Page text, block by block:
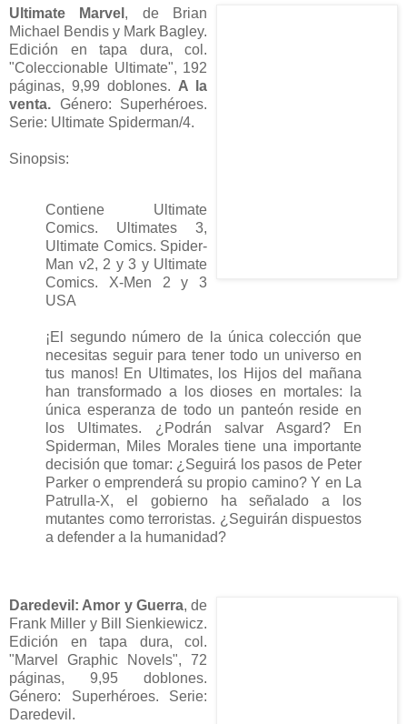
Ultimate Marvel , de Brian
Michael Bendis y Mark Bagley.
Edición en tapa dura, col.
"Coleccionable Ultimate", 192
páginas, 9,99 doblones. A la
venta. Género: Superhéroes.
Serie: Ultimate Spiderman/4.
Sinopsis:
Contiene Ultimate
Comics. Ultimates 3,
Ultimate Comics. Spider-
Man v2, 2 y 3 y Ultimate
Comics. X-Men 2 y 3
USA
¡El segundo número de la única colección que
necesitas seguir para tener todo un universo en
tus manos! En Ultimates, los Hijos del mañana
han transformado a los dioses en mortales: la
única esperanza de todo un panteón reside en
los Ultimates. ¿Podrán salvar Asgard? En
Spiderman, Miles Morales tiene una importante
decisión que tomar: ¿Seguirá los pasos de Peter
Parker o emprenderá su propio camino? Y en La
Patrulla-X, el gobierno ha señalado a los
mutantes como terroristas. ¿Seguirán dispuestos
a defender a la humanidad?
Daredevil: Amor y Guerra, de
Frank Miller y Bill Sienkiewicz.
Edición en tapa dura, col.
"Marvel Graphic Novels", 72
páginas, 9,95 doblones.
Género: Superhéroes. Serie:
Daredevil.